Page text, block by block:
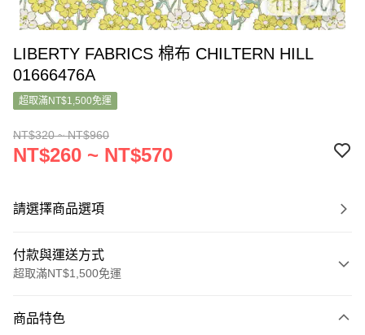
LIBERTY FABRICS 棉布 CHILTERN HILL
01666476A
超取滿NT$1,500免運
NT$320 ~ NT$960
NT$260 ~ NT$570
請選擇商品選項
付款與運送方式
超取滿NT$1,500免運
信用卡一次付款
商品特色